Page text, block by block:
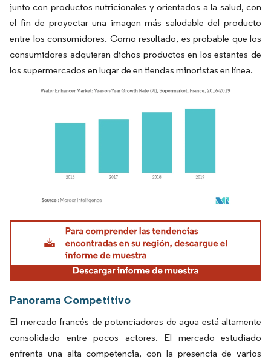
junto con productos nutricionales y orientados a la salud, con
el fin de proyectar una imagen más saludable del producto
entre los consumidores. Como resultado, es probable que los
consumidores adquieran dichos productos en los estantes de
los supermercados en lugar de en tiendas minoristas en línea.
Imagen © Mordor Intelligence. El uso requiere atribución según CC BY 4.0.
Panorama Competitivo
El mercado francés de potenciadores de agua está altamente
consolidado entre pocos actores. El mercado estudiado
enfrenta una alta competencia, con la presencia de varios